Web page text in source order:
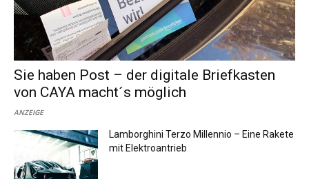
Sie haben Post – der digitale Briefkasten
von CAYA macht´s möglich
ANZEIGE
Lamborghini Terzo Millennio – Eine Rakete
mit Elektroantrieb